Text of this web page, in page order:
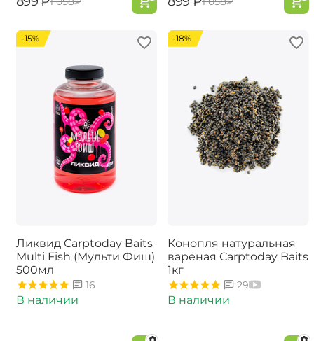
-15%
Ликвид Carptoday Baits
Multi Fish (Мульти Фиш)
500мл
16
В наличии
-18%
Конопля натуральная
варёная Carptoday Baits
1кг
29
В наличии